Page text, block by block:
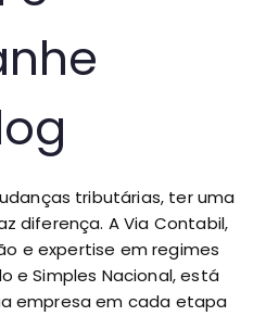
tributárias, ter uma
diferença. A Via Contabil,
e expertise em regimes
e Simples Nacional, está
empresa em cada etapa